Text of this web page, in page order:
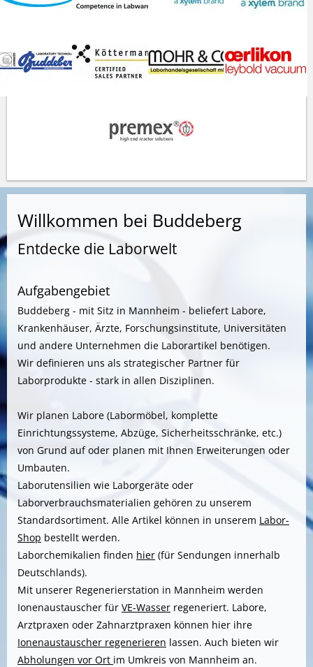
Willkommen bei Buddeberg
Entdecke die Laborwelt
Aufgabengebiet
Buddeberg - mit Sitz in Mannheim - beliefert Labore,
Krankenhäuser, Ärzte, Forschungsinstitute, Universitäten
und andere Unternehmen die Laborartikel benötigen.
Wir definieren uns als strategischer Partner für
Laborprodukte - stark in allen Disziplinen.
Wir planen Labore (Labormöbel, komplette
Einrichtungssysteme, Abzüge, Sicherheitsschränke, etc.)
von Grund auf oder planen mit Ihnen Erweiterungen oder
Umbauten.
Laborutensilien wie Laborgeräte oder
Laborverbrauchsmaterialien gehören zu unserem
Standardsortiment. Alle Artikel können in unserem Labor-
Shop bestellt werden.
Laborchemikalien finden hier (für Sendungen innerhalb
Deutschlands).
Mit unserer Regenerierstation in Mannheim werden
Ionenaustauscher für VE-Wasser regeneriert. Labore,
Arztpraxen oder Zahnarztpraxen können hier ihre
Ionenaustauscher regenerieren lassen. Auch bieten wir
Abholungen vor Ort im Umkreis von Mannheim an.